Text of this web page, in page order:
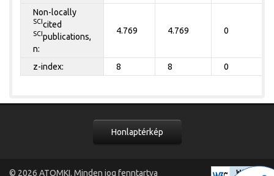
Non-locally
SCI cited
SCI publications,
n:
4.769 4.769 0
z-index: 8 8 0
Honlaptérkép
© 2026 ATOMKI. Minden jog fenntartva